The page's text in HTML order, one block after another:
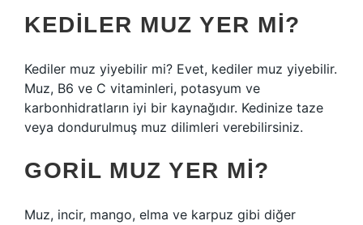
KEDILER MUZ YER MI?
Kediler muz yiyebilir mi? Evet, kediler muz yiyebilir.
Muz, B6 ve C vitaminleri, potasyum ve
karbonhidratların iyi bir kaynağıdır. Kedinize taze
veya dondurulmuş muz dilimleri verebilirsiniz.
GORIL MUZ YER MI?
Muz, incir, mango, elma ve karpuz gibi diğer